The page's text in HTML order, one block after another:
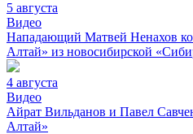
5 августа
Видео
Нападающий Матвей Ненахов
Алтай» из новосибирской
4 августа
Видео
Айрат Вильданов и Павел
Алтай»